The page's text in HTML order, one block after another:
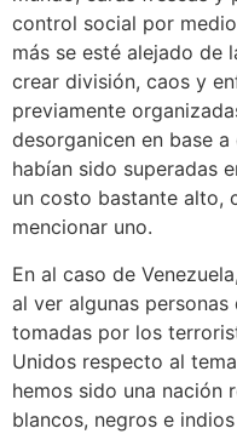
control social por
más se esté alejado de
crear división, caos y
previamente
desorganicen en base
habían sido superadas
un costo bastante alto,
mencionar uno.
En al caso de
al ver algunas
tomadas por los
Unidos respecto al
hemos sido una nación
blancos, negros e